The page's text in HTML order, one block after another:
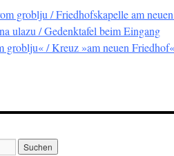
groblju / Friedhofskapelle am
ulazu / Gedenktafel beim Eingang
groblju« / Kreuz »am neuen Friedhof«